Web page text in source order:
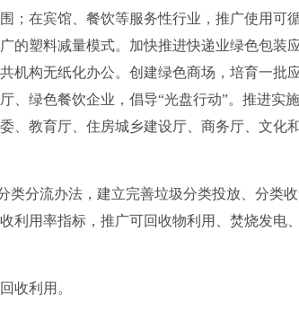
；在宾馆、餐饮等服务性行业，推广使用可
的塑料减量模式。加快推进快递业绿色包装
机构无纸化办公。创建绿色商场，培育一批
、绿色餐饮企业，倡导“光盘行动”。推进实
、教育厅、住房城乡建设厅、商务厅、文化
分流办法，建立完善垃圾分类投放、分类
利用率指标，推广可回收物利用、焚烧发电
收利用。